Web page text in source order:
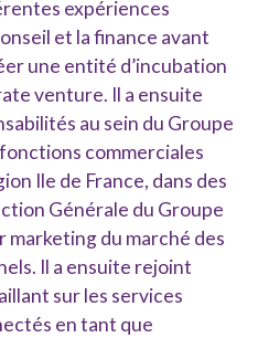
expériences
et la finance avant
une entité d’incubation
venture. Il a ensuite
au sein du Groupe
commerciales
Ile de France, dans des
Générale du Groupe
du marché des
Il a ensuite rejoint
sur les services
en tant que